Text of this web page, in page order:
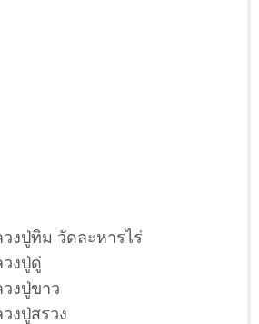
งปู่ทิม วัดละหารไร่
งปู่ดู่
งปู่ขาว
งปู่สรวง